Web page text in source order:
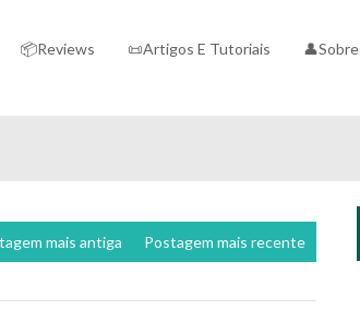
📦Reviews 📜Artigos E Tutoriais 👤Sobre
Postagem mais recente
mais antiga